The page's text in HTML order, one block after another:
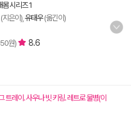
몸 시리즈 1
(지은이), 유태우(옮긴이)
원)
8.6
트레이. 사우나 빗 키링. 레트로 물병(이